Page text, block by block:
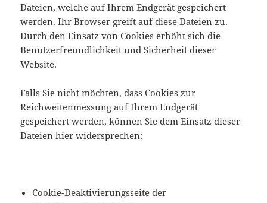
Dateien, welche auf Ihrem Endgerät gespeichert
werden. Ihr Browser greift auf diese Dateien zu.
Durch den Einsatz von Cookies erhöht sich die
Benutzerfreundlichkeit und Sicherheit dieser
Website.
Falls Sie nicht möchten, dass Cookies zur
Reichweitenmessung auf Ihrem Endgerät
gespeichert werden, können Sie dem Einsatz dieser
Dateien hier widersprechen:
Cookie-Deaktivierungsseite der